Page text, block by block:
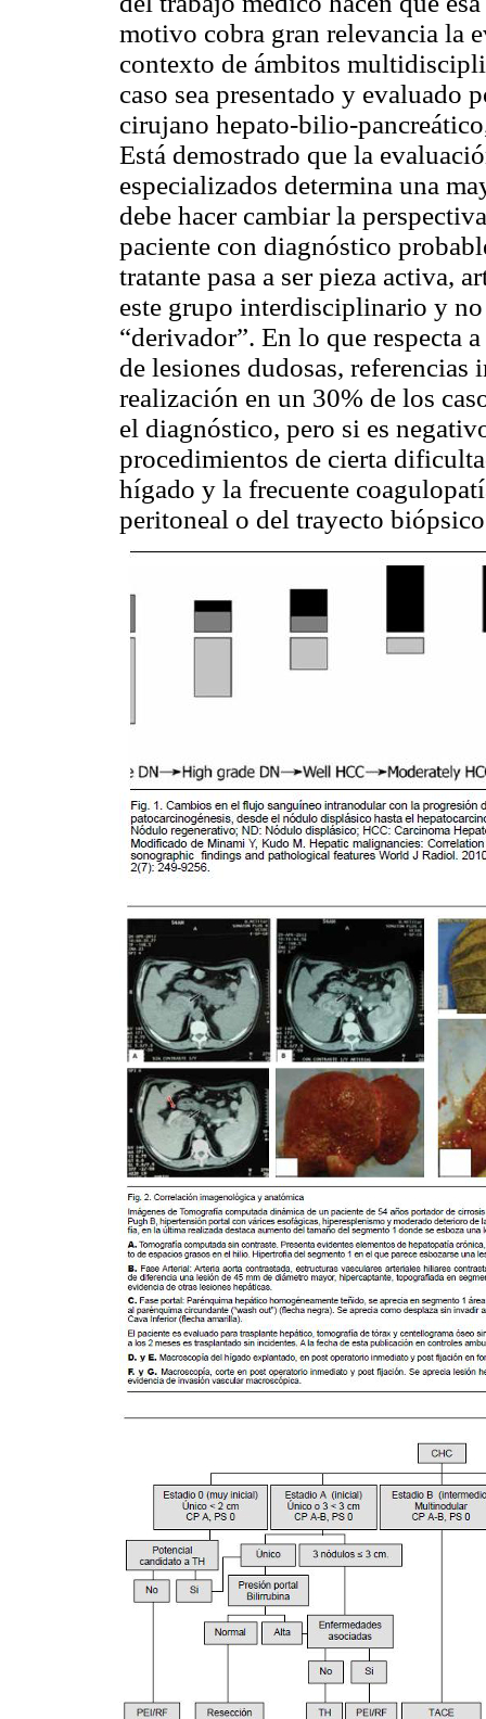
motivo cobra gran relevancia la
contexto de ámbitos
caso sea presentado y evaluado
cirujano hepato-bilio-
Está demostrado que la
especializados determina una
debe hacer cambiar la
paciente con diagnóstico
tratante pasa a ser pieza activa,
este grupo interdisciplinario y
“derivador”. En lo que respecta
de lesiones dudosas, referencias
realización en un 30% de los
el diagnóstico, pero si es
procedimientos de cierta
hígado y la frecuente
peritoneal o del trayecto